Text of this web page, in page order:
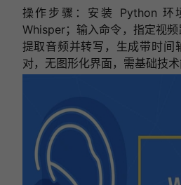
操作步骤：安装 Python 环
Whisper；输入命令，指定视
提取音频并转写，生成带时间
对，无图形化界面，需基础技术